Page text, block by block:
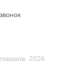
2026